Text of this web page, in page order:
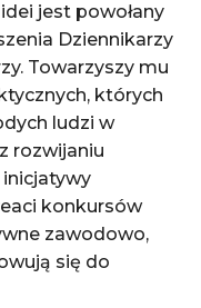
jest powołany
Dziennikarzy
Towarzyszy mu
których
ludzi w
rozwijaniu
konkursów
zawodowo,
się do